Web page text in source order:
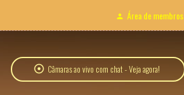
Área de membros
Câmaras ao vivo com chat - Veja agora!